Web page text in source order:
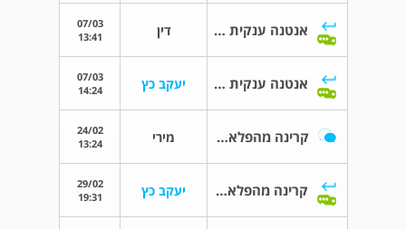
אנטנה ענקית מעל הגג של הבניין מגורים דין
07/03
13:41
אנטנה ענקית מעל הגג של הבניין מגורים יעקב כץ
07/03
14:24
קרינה מהפלאפון ופגיעה בפוריות מירי
24/02
13:24
קרינה מהפלאפון ופגיעה בפוריות יעקב כץ
29/02
19:31